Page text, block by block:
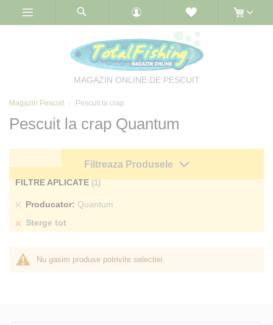
MAGAZIN ONLINE DE PESCUIT
Magazin Pescuit Pescuit la crap
Pescuit la crap Quantum
Nu gasim produse potrivite selectiei.
Filtreaza Produsele
FILTRE APLICATE
Producator Quantum
Sterge
Sterge tot